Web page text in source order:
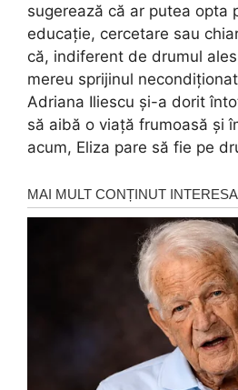
sugerează că ar putea opta
educație, cercetare sau
că, indiferent de drumul
mereu sprijinul
Adriana Iliescu și-a dorit
să aibă o viață frumoasă și
acum, Eliza pare să fie pe